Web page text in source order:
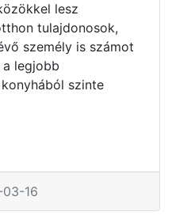
lesz
tulajdonosok,
személy is számot
legjobb
szinte
16